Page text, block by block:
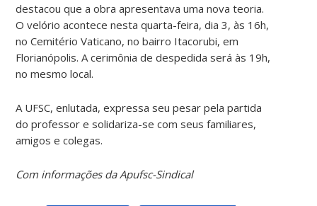
destacou que a obra apresentava uma nova teoria.
O velório acontece nesta quarta-feira, dia 3, às 16h,
no Cemitério Vaticano, no bairro Itacorubi, em
Florianópolis. A cerimônia de despedida será às 19h,
no mesmo local.
A UFSC, enlutada, expressa seu pesar pela partida
do professor e solidariza-se com seus familiares,
amigos e colegas.
Com informações da Apufsc-Sindical